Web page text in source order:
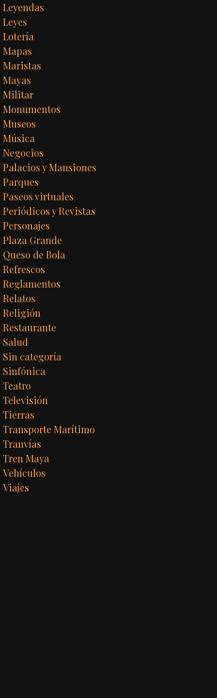
Leyendas
Leyes
Lotería
Mapas
Maristas
Mayas
Militar
Monumentos
Museos
Música
Negocios
Palacios y Mansiones
Parques
Paseos virtuales
Periódicos y Revistas
Personajes
Plaza Grande
Queso de Bola
Refrescos
Reglamentos
Relatos
Religión
Restaurante
Salud
Sin categoría
Sinfónica
Teatro
Televisión
Tierras
Transporte Marítimo
Tranvías
Tren Maya
Vehículos
Viajes